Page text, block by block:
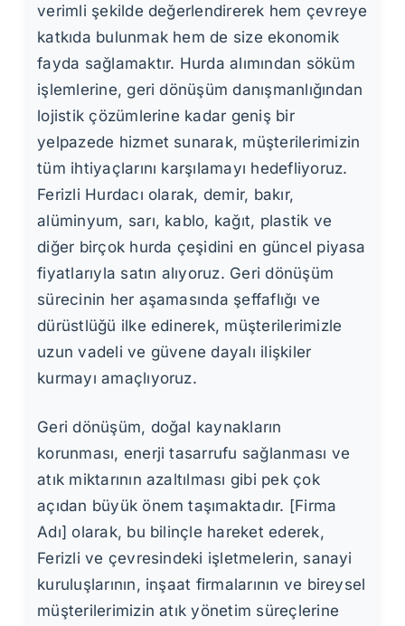
verimli şekilde değerlendirerek hem çevreye
katkıda bulunmak hem de size ekonomik
fayda sağlamaktır. Hurda alımından söküm
işlemlerine, geri dönüşüm danışmanlığından
lojistik çözümlerine kadar geniş bir
yelpazede hizmet sunarak, müşterilerimizin
tüm ihtiyaçlarını karşılamayı hedefliyoruz.
Ferizli Hurdacı olarak, demir, bakır,
alüminyum, sarı, kablo, kağıt, plastik ve
diğer birçok hurda çeşidini en güncel piyasa
fiyatlarıyla satın alıyoruz. Geri dönüşüm
sürecinin her aşamasında şeffaflığı ve
dürüstlüğü ilke edinerek, müşterilerimizle
uzun vadeli ve güvene dayalı ilişkiler
kurmayı amaçlıyoruz.
Geri dönüşüm, doğal kaynakların
korunması, enerji tasarrufu sağlanması ve
atık miktarının azaltılması gibi pek çok
açıdan büyük önem taşımaktadır. [Firma
Adı] olarak, bu bilinçle hareket ederek,
Ferizli ve çevresindeki işletmelerin, sanayi
kuruluşlarının, inşaat firmalarının ve bireysel
müşterilerimizin atık yönetim süreçlerine